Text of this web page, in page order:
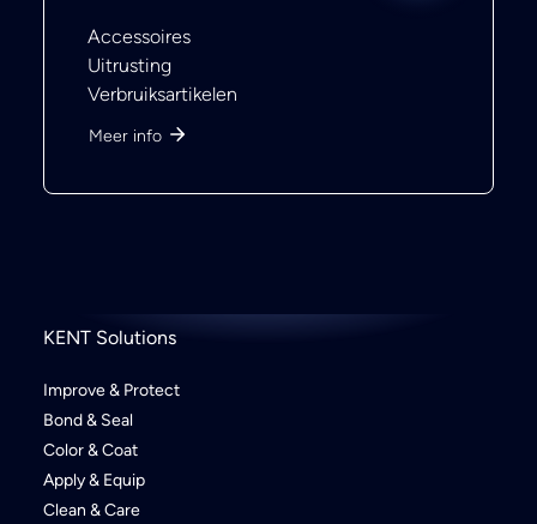
Accessoires
Uitrusting
Verbruiksartikelen
Meer info
KENT Solutions
Improve & Protect
Bond & Seal
Color & Coat
Apply & Equip
Clean & Care